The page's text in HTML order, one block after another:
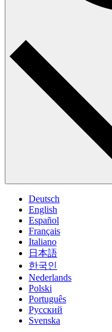
Deutsch
English
Español
Français
Italiano
日本語
한국인
Nederlands
Polski
Português
Pусский
Svenska